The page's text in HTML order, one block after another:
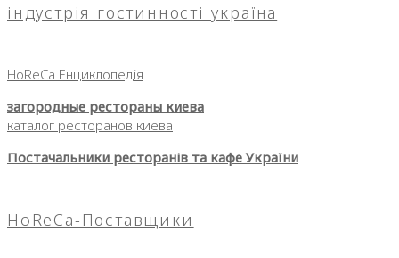
індустрія гостинності україна
HoReCa Енциклопедія
загородные рестораны киева
каталог ресторанов киева
Постачальники ресторанів та кафе України
HoReCa-Поставщики